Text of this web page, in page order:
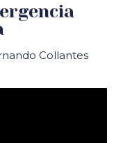
Collantes